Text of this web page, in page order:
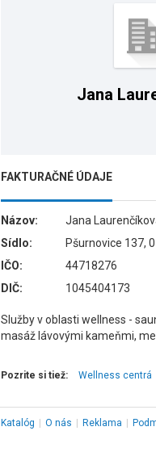
Jana
FAKTURAČNÉ ÚDAJE
Názov:
Jana
Sídlo:
Pšurnovice 137,
IČO:
44718276
DIČ:
1045404173
Služby v oblasti wellness -
masáž lávovými kameňmi,
Pozrite si tiež: Wellness centrá
Katalóg O nás Reklama